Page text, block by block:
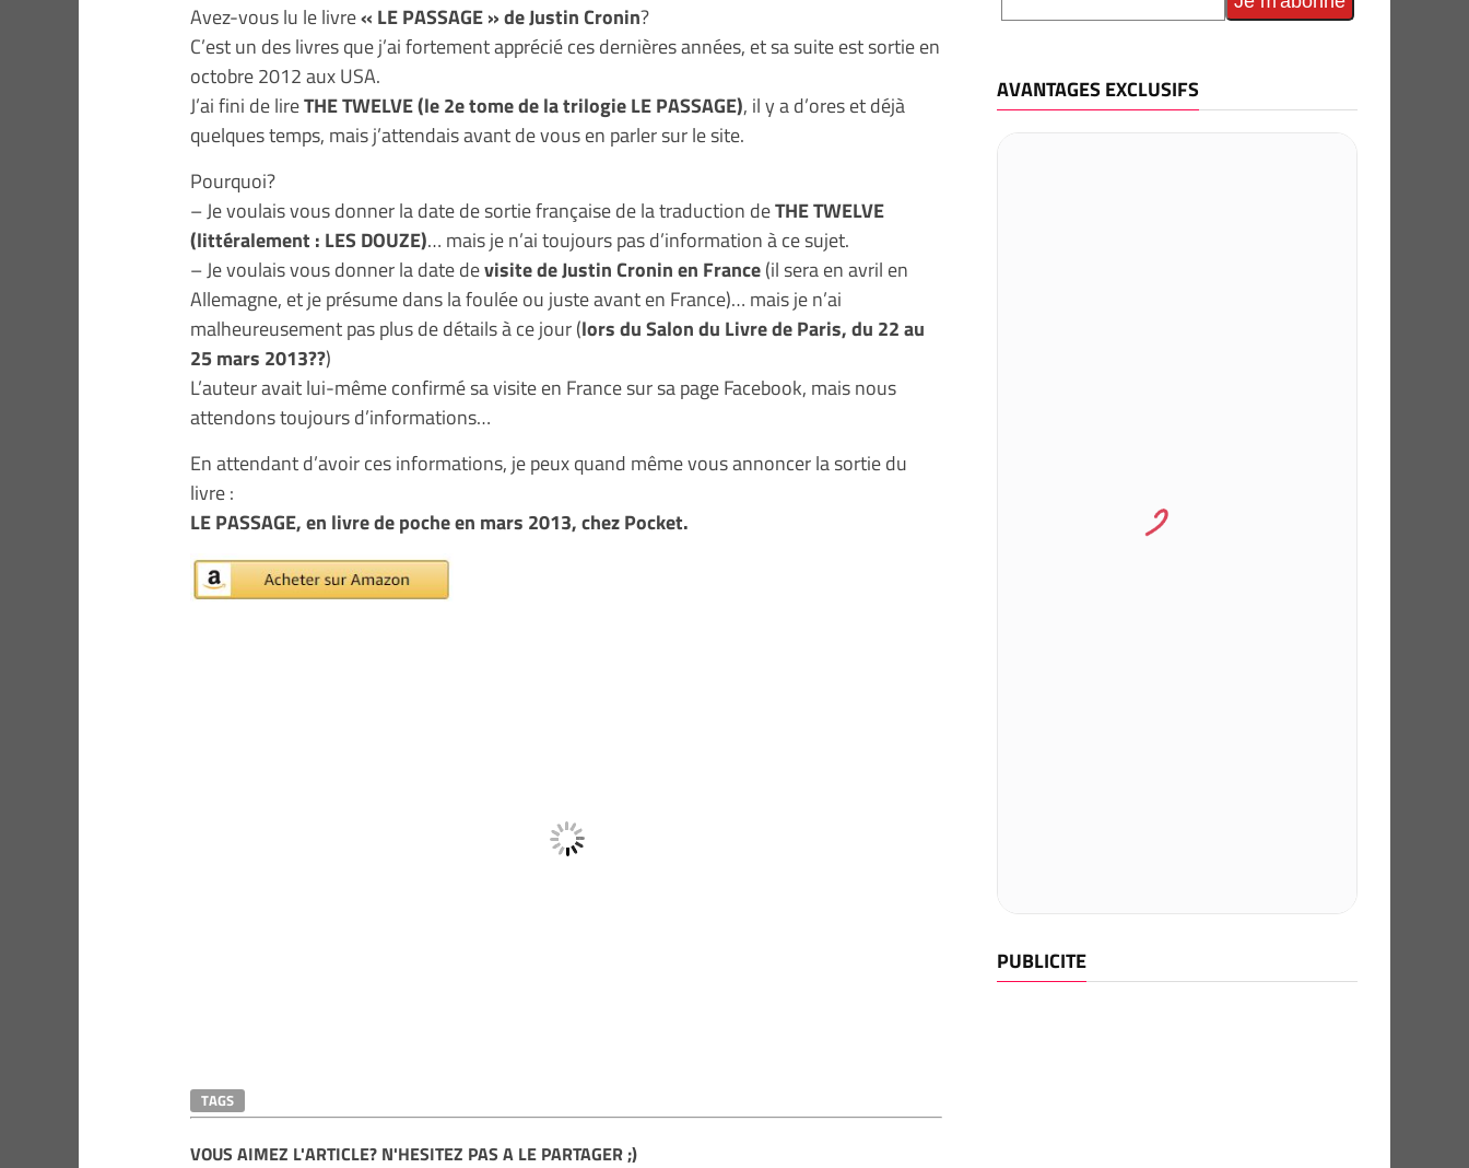
Avez-vous lu le livre« LE PASSAGE » de Justin Cronin?
C’est un des livres que j’ai fortement apprécié ces dernières années, et sa suite est sortie en
octobre 2012 aux USA.
J’ai fini de lireTHE TWELVE (le 2e tome de la trilogie LE PASSAGE), il y a d’ores et déjà
quelques temps, mais j’attendais avant de vous en parler sur le site.
Pourquoi?
– Je voulais vous donner la date de sortie française de la traduction deTHE TWELVE
(littéralement : LES DOUZE)… mais je n’ai toujours pas d’information à ce sujet.
– Je voulais vous donner la date devisite de Justin Cronin en France(il sera en avril en
Allemagne, et je présume dans la foulée ou juste avant en France)… mais je n’ai
malheureusement pas plus de détails à ce jour (lors du Salon du Livre de Paris, du 22 au
25 mars 2013??)
L’auteur avait lui-même confirmé sa visite en France sur sa page Facebook, mais nous
attendons toujours d’informations…
En attendant d’avoir ces informations, je peux quand même vous annoncer la sortie du
livre :
LE PASSAGE, en livre de poche en mars 2013, chez Pocket.
TAGS
VOUS AIMEZ L'ARTICLE? N'HESITEZ PAS A LE PARTAGER ;)
AVANTAGES EXCLUSIFS
PUBLICITE